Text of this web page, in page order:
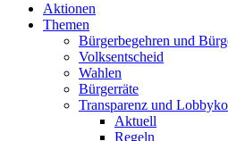
Aktionen
Themen
Bürgerbegehren und
Volksentscheid
Wahlen
Bürgerräte
Transparenz und
Aktuell
Regeln